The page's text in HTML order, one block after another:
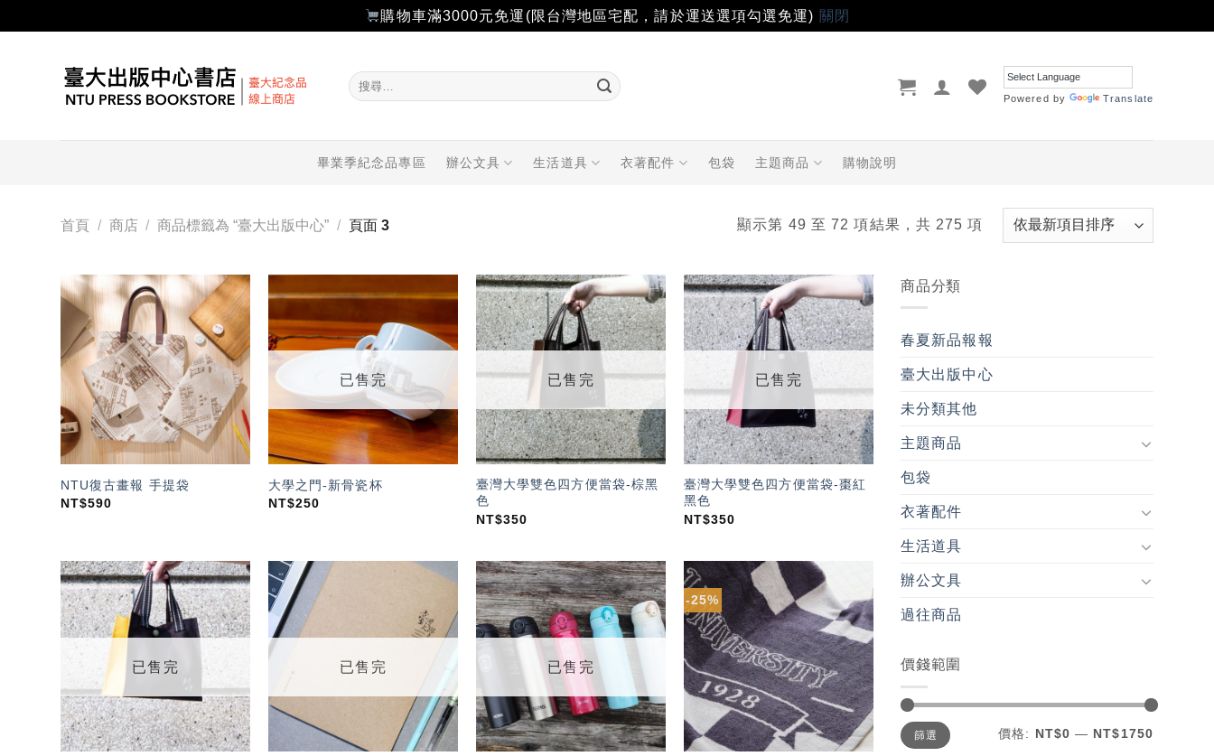
購物車滿3000元免運(限台灣地區宅配，請於運送選項勾選免運) 關閉
搜
尋
Powered by Translate
畢業季紀念品專區 辦公文具 生活道具 衣著配件 包袋 主題商品 購物說明
首頁 / 商店 / 商品標籤為 “臺大出版中心” / 頁面 3 顯示第 49 至 72 項結果，共 275 項
加入
「願
望輕
單」
NTU復古畫報 手提袋
NT$590
加入
「願
望輕
已售完
大學之門-新骨瓷杯
NT$250
加入
「願
望輕
已售完
臺灣大學雙色四方便當袋-棕黑
色
NT$350
加入
「願
望輕
已售完
臺灣大學雙色四方便當袋-棗紅
黑色
NT$350
加入
「願
望輕
已售完
加入
「願
望輕
已售完
加入
「願
望輕
已售完
-25%
加入
「願
望輕
單」
商品分類
春夏新品報報
臺大出版中心
未分類其他
主題商品
包袋
衣著配件
生活道具
辦公文具
過往商品
價錢範圍
最
低
價
最
高
價
篩選 價格: NT$0 — NT$1750